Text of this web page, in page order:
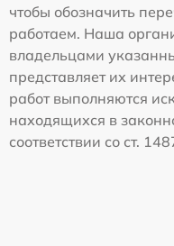
чтобы обозначить
работаем. Наша
владельцами
представляет их
работ выполняются
находящихся в
соответствии со ст.